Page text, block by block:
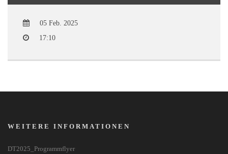
05 Feb. 2025
17:10
WEITERE INFORMATIONEN
DT2025_Programmflyer